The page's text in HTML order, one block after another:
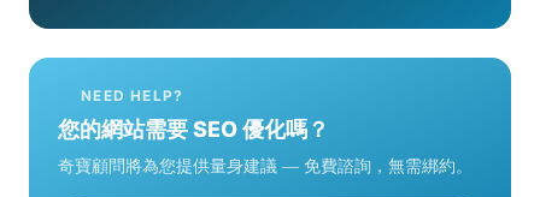
NEED HELP?
您的網站需要 SEO 優化嗎？
奇寶顧問將為您提供量身建議 — 免費諮詢，無需綁約。